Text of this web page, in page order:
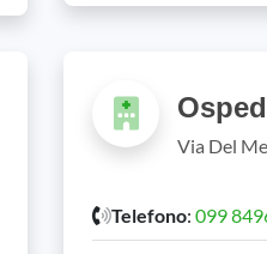
Via Del
Telefono: 099